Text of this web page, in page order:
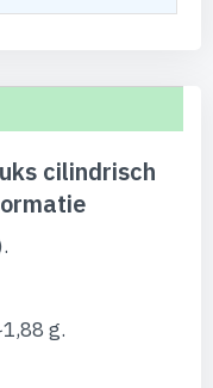
cilindrisch
g.